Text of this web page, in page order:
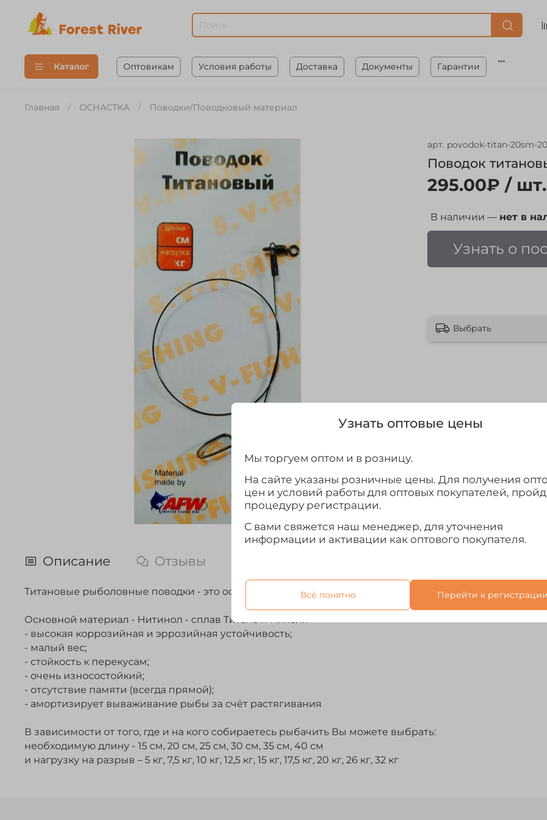
Каталог Оптовикам Условия работы Доставка Документы Гарантии
Главная ОСНАСТКА Поводки/Поводковый материал
арт. povodok-titan-20sm-
Поводок
295.00₽ / шт.
В наличии — нет в
Узнать о
Выбрать
Описание Отзывы
Титановые рыболовные поводки - это основной элемент спиннинговой оснастки. Подходит для
Основной материал - Нитинол - сплав Титана и Никеля
- высокая коррозийная и эррозийная устойчивость;
- малый вес;
- стойкость к перекусам;
- очень износостойкий;
- отсутствие памяти (всегда прямой);
- амортизирует вываживание рыбы за счёт растягивания
В зависимости от того, где и на кого собираетесь рыбачить Вы можете выбрать:
необходимую длину - 15 см, 20 см, 25 см, 30 см, 35 см, 40 см
и нагрузку на разрыв – 5 кг, 7,5 кг, 10 кг, 12,5 кг, 15 кг, 17,5 кг, 20 кг, 26 кг, 32 кг
Узнать оптовые цены
Мы торгуем оптом и в розницу.
На сайте указаны розничные цены. Для получения
цен и условий работы для оптовых покупателей,
процедуру регистрации.
С вами свяжется наш менеджер, для уточнения
информации и активации как оптового покупателя.
Всё понятно Перейти к регистрации